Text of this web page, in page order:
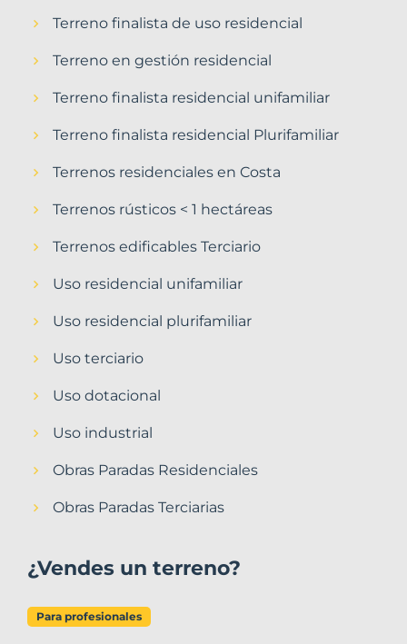
Terreno finalista de uso residencial
Terreno en gestión residencial
Terreno finalista residencial unifamiliar
Terreno finalista residencial Plurifamiliar
Terrenos residenciales en Costa
Terrenos rústicos < 1 hectáreas
Terrenos edificables Terciario
Uso residencial unifamiliar
Uso residencial plurifamiliar
Uso terciario
Uso dotacional
Uso industrial
Obras Paradas Residenciales
Obras Paradas Terciarias
¿Vendes un terreno?
Para profesionales